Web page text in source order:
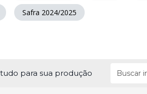
Safra 2024/2025
para sua produção